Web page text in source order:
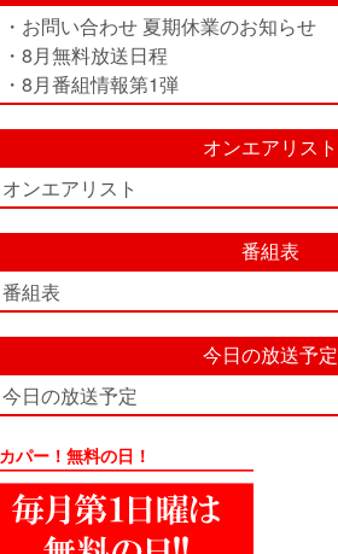
・お問い合わせ 夏期休業のお知らせ
・8月無料放送日程
・8月番組情報第1弾
オンエアリスト
オンエアリスト
番組表
番組表
今日の放送予定
今日の放送予定
パー！無料の日！